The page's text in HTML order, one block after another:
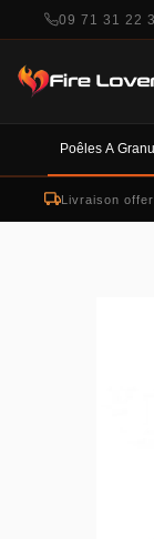
09 71 31 22
Poêles À
Livraison